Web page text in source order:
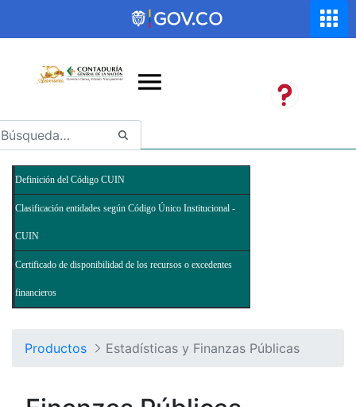
Saltar al contenido principal
Abrir menú de accesibilidad
Definición del Código CUIN
Clasificación entidades según Código Único Institucional -
CUIN
Certificado de disponibilidad de los recursos o excedentes
financieros
Productos Estadísticas y Finanzas Públicas